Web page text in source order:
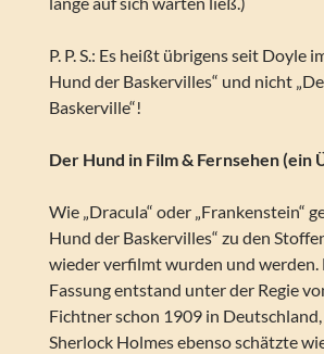
P. P. S.: Es heißt übrigens seit Doyle
Hund der Baskervilles“ und nicht
Baskerville“!
Der Hund in Film & Fernsehen (ein
Wie „Dracula“ oder „Frankenstein“
Hund der Baskervilles“ zu den
wieder verfilmt wurden und werden.
Fassung entstand unter der Regie
Fichtner schon 1909 in
Sherlock Holmes ebenso schätzte